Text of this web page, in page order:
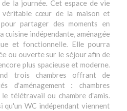
la journée. Cet espace de vie
cœur de la maison et
partager des moments en
cuisine indépendante, aménagée
et fonctionnelle. Elle pourra
ou ouverte sur le séjour afin de
plus spacieuse et moderne.
trois chambres offrant de
d'aménagement : chambres
télétravail ou chambre d'amis.
qu'un WC indépendant viennent